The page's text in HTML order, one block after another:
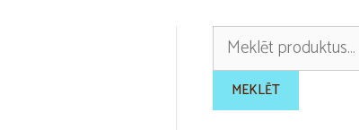
Meklēt:
MEKLĒT